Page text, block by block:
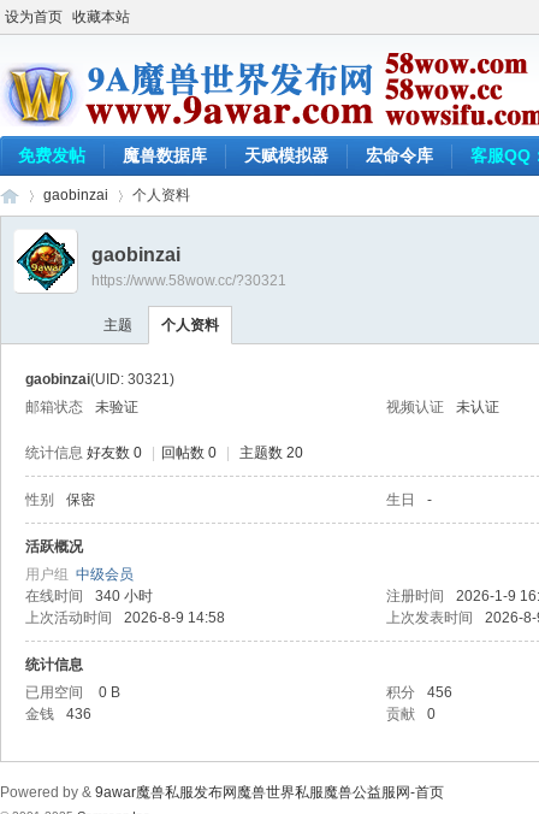
设为首页 收藏本站
免费发帖 魔兽数据库 天赋模拟器 宏命令库 客服QQ
›
gaobinzai 个人资料
gaobinzai
https://www.58wow.cc/?30321
主题 个人资料
gaobinzai(UID: 30321)
邮箱状态
未验证 视频认证 未认证
统计信息 好友数 0 回帖数 0 主题数 20
性别 保密 生日 -
活跃概况
用户组 中级会员
在线时间
340 小时 注册时间
2026-1-9
上次活动时间
2026-8-9 14:58 上次发表时间 2026-
统计信息
已用空间
0 B 积分
456
金钱
436 贡献 0
Powered by & 9awar魔兽私服发布网魔兽世界私服魔兽公益服网-首页